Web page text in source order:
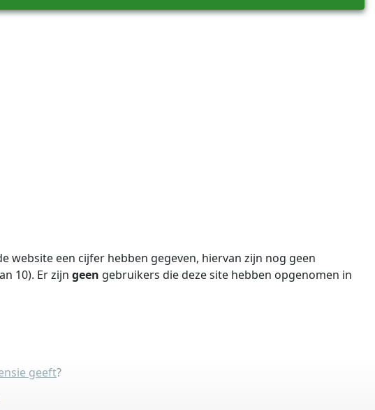
website een cijfer hebben gegeven, hiervan zijn nog geen
10). Er zijn geen gebruikers die deze site hebben opgenomen in
geeft?